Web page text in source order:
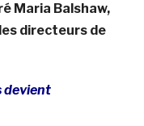
Maria Balshaw,
directeurs de
devient